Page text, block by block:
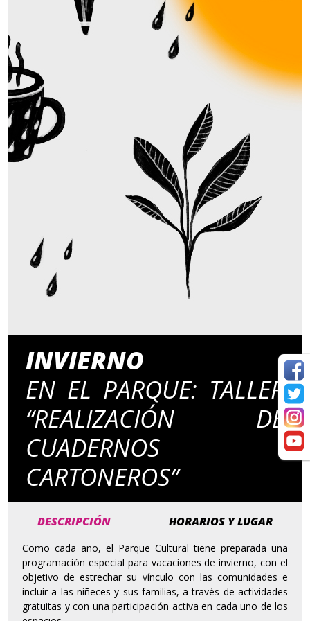
INVIERNO
EN EL PARQUE: TALLER
“REALIZACIÓN DE
CUADERNOS
CARTONEROS”
DESCRIPCIÓN HORARIOS Y LUGAR
Como cada año, el Parque Cultural tiene preparada una
programación especial para vacaciones de invierno, con el
objetivo de estrechar su vínculo con las comunidades e
incluir a las niñeces y sus familias, a través de actividades
gratuitas y con una participación activa en cada uno de los